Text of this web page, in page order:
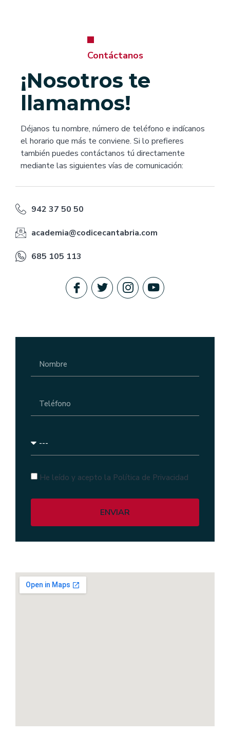
Contáctanos
¡Nosotros te
llamamos!
Déjanos tu nombre, número de teléfono e indícanos
el horario que más te conviene. Si lo prefieres
también puedes contáctanos tú directamente
mediante las siguientes vías de comunicación:
942 37 50 50
academia@codicecantabria.com
685 105 113
He leído y acepto la Política de Privacidad
ENVIAR